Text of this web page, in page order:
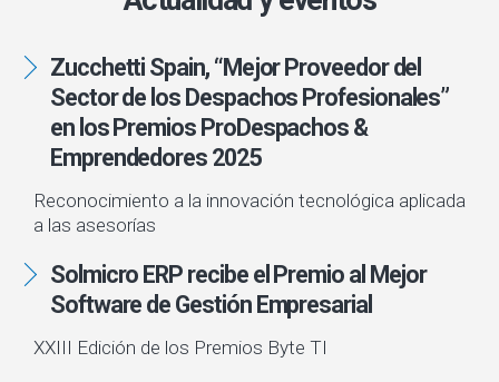
Zucchetti Spain, “Mejor Proveedor del
Sector de los Despachos Profesionales”
en los Premios ProDespachos &
Emprendedores 2025
Reconocimiento a la innovación tecnológica aplicada
a las asesorías
Solmicro ERP recibe el Premio al Mejor
Software de Gestión Empresarial
XXIII Edición de los Premios Byte TI